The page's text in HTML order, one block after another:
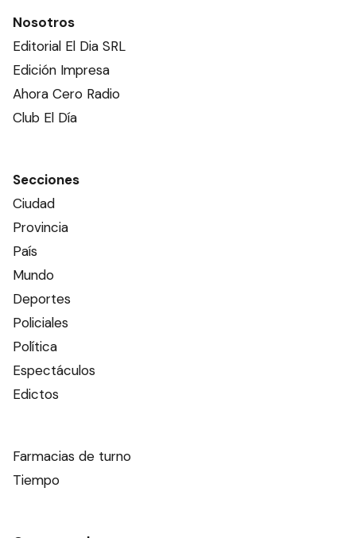
Nosotros
Editorial El Dia SRL
Edición Impresa
Ahora Cero Radio
Club El Día
Secciones
Ciudad
Provincia
País
Mundo
Deportes
Policiales
Política
Espectáculos
Edictos
Farmacias de turno
Tiempo